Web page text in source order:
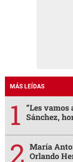
MÁS LEÍDAS
“Les vamos
Sánchez,
María
Orlando